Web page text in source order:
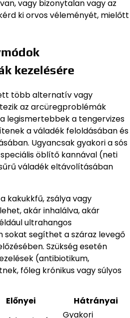
vagy bizonytalan vagy az
ki orvos véleményét, mielőtt
kezelésére
több alternatív vagy
az arcüregproblémák
legismertebbek a tengervizes
a váladék feloldásában és
Ugyancsak gyakori a sós
öblítő kannával (neti
váladék eltávolításában
kakukkfű, zsálya vagy
akár inhalálva, akár
ultrahangos
sokat segíthet a száraz levegő
Szükség esetén
(antibiotikum,
főleg krónikus vagy súlyos
Előnyei
Hátrányai
Gyakori